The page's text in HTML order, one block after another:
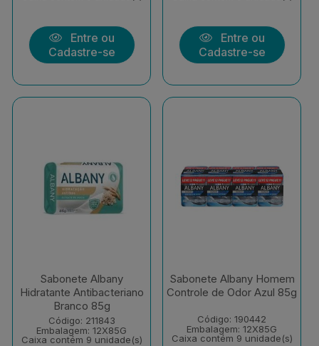
Entre ou
Cadastre-se
Entre ou
Cadastre-se
Sabonete Albany
Hidratante Antibacteriano
Branco 85g
Código: 211843
Embalagem: 12X85G
Caixa contém 9 unidade(s)
Sabonete Albany Homem
Controle de Odor Azul 85g
Código: 190442
Embalagem: 12X85G
Caixa contém 9 unidade(s)